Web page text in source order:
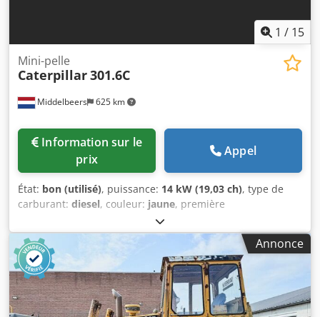
1 / 15
Middelbeers 625 km
Mini-pelle
Caterpillar301.6C
prix
Appel
État: bon (utilisé), puissance: 14 kW (19,03 ch), type de
carburant: diesel, couleur: jaune, première
, Année de construction:
heures de fonctionnement:5 484 h, Année-modèle : 2006
Transmission : Chenilles Nombre de cylindres : 3 Poids à
vide : 1 720 kg État technique : bon État visuel : bon
Dksdpfxow Hpqrj Al Aer Prix : Sur demande Numéro de
série : JBB00645 Veuillez contacter Ernst van Hek pour plus
d'informations.
Annonce